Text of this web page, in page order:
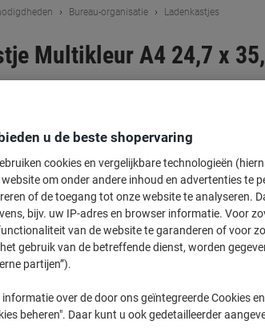
Bureau-organisatie Ladenkastjes
Multikleur A4 24,7 x
50,20 €
Aantal
1Stuk
3+
u de beste shopervaring
cookies en vergelijkbare technologieën
om onder andere inhoud en advertenties te
of de toegang tot onze website te analyseren.
bijv. uw IP-adres en browser informatie. Voor
van de website te garanderen of voor
gebruik van de betreffende dienst, worden
partijen”).
informatie over de door ons geïntegreerde Cookies
beheren". Daar kunt u ook gedetailleerder